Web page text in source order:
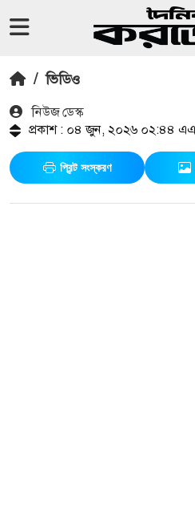
/ ভিডিও
নিউজ ডেস্ক
প্রকাশ : ০৪ জুন, ২০২৬ ০২:৪৪
প্রিন্ট সংস্করণ